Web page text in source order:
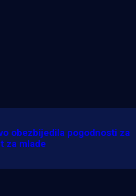
obezbijedila pogodnosti za
za mlade